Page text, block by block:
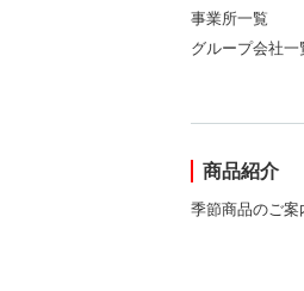
事業所一覧
グループ会社一
商品紹介
季節商品のご案